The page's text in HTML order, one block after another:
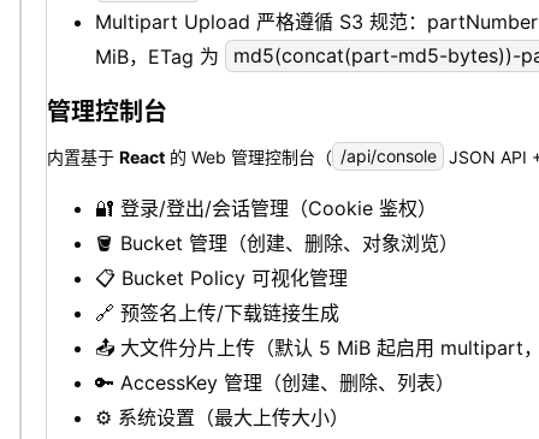
Multipart Upload 严格遵循 S3 规范：
MiB，ETag 为
md5(concat(part-md5-bytes))-
管理控制台
内置基于 React 的 Web 管理控制台（ /api/console JSON API
🔐 登录/登出/会话管理（Cookie 鉴权）
🪣 Bucket 管理（创建、删除、对象浏览）
📋 Bucket Policy 可视化管理
🔗 预签名上传/下载链接生成
📤 大文件分片上传（默认 5 MiB 起启用 multipart
🔑 AccessKey 管理（创建、删除、列表）
⚙️ 系统设置（最大上传大小）